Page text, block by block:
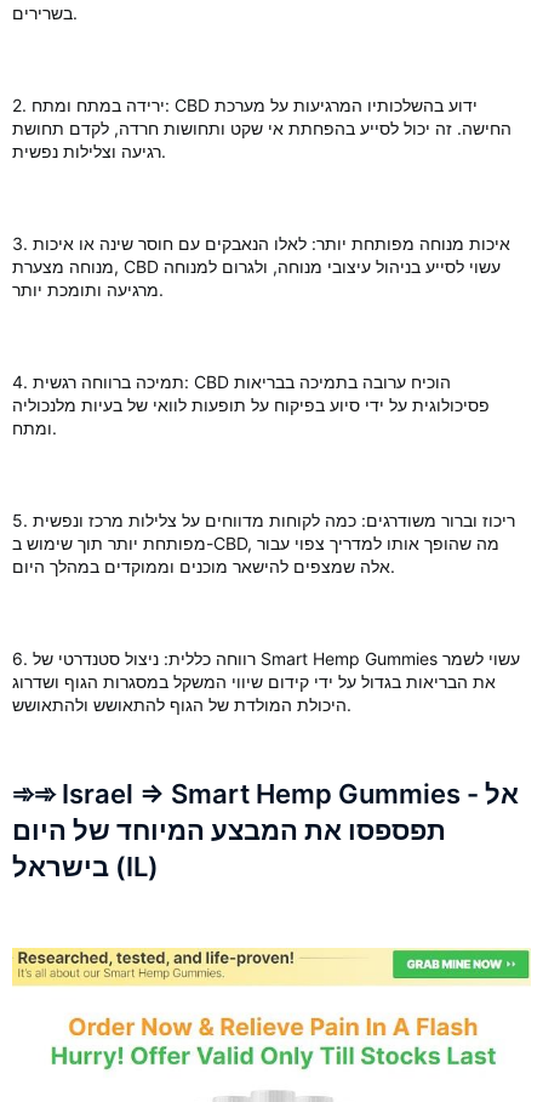
בשרירים.
2. ירידה במתח ומתח: CBD ידוע בהשלכותיו המרגיעות על מערכת
החישה. זה יכול לסייע בהפחתת אי שקט ותחושות חרדה, לקדם תחושת
רגיעה וצלילות נפשית.
3. איכות מנוחה מפותחת יותר: לאלו הנאבקים עם חוסר שינה או איכות
מנוחה מצערת, CBD עשוי לסייע בניהול עיצובי מנוחה, ולגרום למנוחה
מרגיעה ותומכת יותר.
4. תמיכה ברווחה רגשית: CBD הוכיח ערובה בתמיכה בבריאות
פסיכולוגית על ידי סיוע בפיקוח על תופעות לוואי של בעיות מלנכוליה
ומתח.
5. ריכוז וברור משודרגים: כמה לקוחות מדווחים על צלילות מרכז ונפשית
מפותחת יותר תוך שימוש ב-CBD, מה שהופך אותו למדריך צפוי עבור
אלה שמצפים להישאר מוכנים וממוקדים במהלך היום.
6. רווחה כללית: ניצול סטנדרטי של Smart Hemp Gummies עשוי לשמר
את הבריאות בגדול על ידי קידום שיווי המשקל במסגרות הגוף ושדרוג
היכולת המולדת של הגוף להתאושש ולהתאושש.
➾➾ Israel => Smart Hemp Gummies - אל
תפספסו את המבצע המיוחד של היום
בישראל (IL)